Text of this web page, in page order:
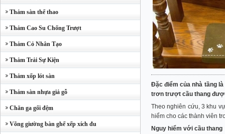
Thảm sàn thể thao
Thảm Cao Su Chống Trượt
Thảm Cỏ Nhân Tạo
Thảm Trải Sự Kiện
Thảm xốp lót sàn
Thảm sàn nhựa giả gỗ
Chăn ga gối đệm
Võng giường bàn ghế xếp xích đu
Đặc điểm của nhà tầng
trơn trượt cầu thang
Theo nghiên cứu, 3 khu
hiểm cho các thành viên
Nguy hiểm với cầu thang